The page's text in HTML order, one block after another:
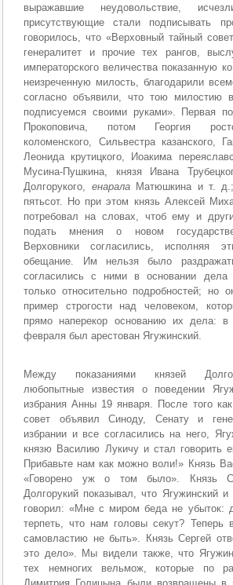
выражавшие неудовольствие,
присутствующие стали подписывать
говорилось, что «Верховный тайный
генералитет и прочие тех рангов,
императорского величества показанную
неизреченную милость, благодарили
согласно объявили, что тою милостию
подписуемся своими руками». Первая
Прокоповича, потом Георгия
коломенского, Сильвестра казанского,
Леонида крутицкого, Иоакима
Мусина-Пушкина, князя Ивана
Долгорукого, енаралаМатюшкина и т. д.;
пятьсот. Но при этом князь Алексей
потребовал на словах, чтоб ему и
подать мнения о новом
Верховники согласились, исполняя
обещание. Им нельзя было
согласились с ними в основании
только относительно подробностей; но
пример строгости над человеком,
прямо наперекор основанию их дела:
февраля был арестован Ягужинский.
Между показаниями князей
любопытные известия о поведении
избрания Анны 19 января. После того
совет объявил Синоду, Сенату и
избрании и все согласились на него,
князю Василию Лукичу и стал говорить
Прибавьте нам как можно воли!» Князь
«Говорено уж о том было». Князь
Долгорукий показывал, что Ягужинский
говорил: «Мне с миром беда не убыток:
терпеть, что нам головы секут? Теперь
самовластию не быть». Князь Сергей
это дело». Мы видели также, что
тех немногих вельмож, которые по